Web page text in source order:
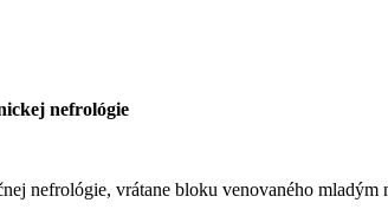
nefrológie
nefrológie, vrátane bloku venovaného mladým